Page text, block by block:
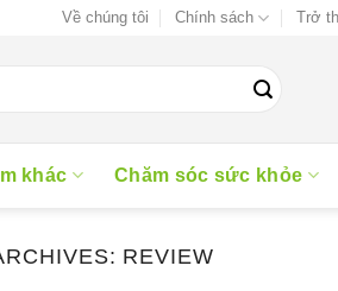
Về chúng tôi Chính sách Trở
khác Chăm sóc sức khỏe
REVIEW